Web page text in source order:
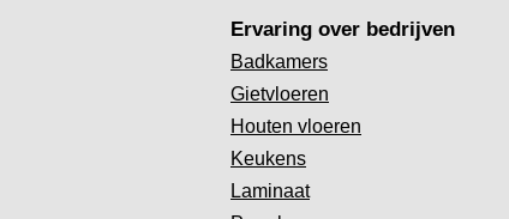
Ervaring over bedrijven
Badkamers
Gietvloeren
Houten vloeren
Keukens
Laminaat